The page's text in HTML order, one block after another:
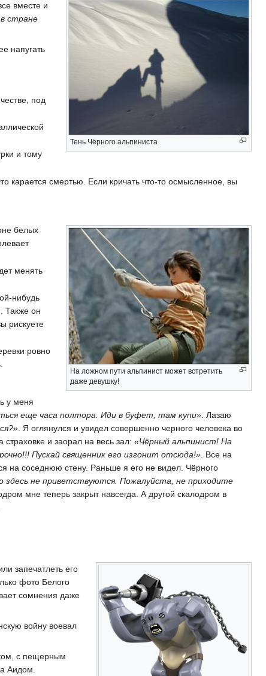
Тень Чёрного альпиниста
вместе и
стране
напугать
под
и тому
карается смертью. Если кричать что-то осмысленное, вы
На ложном пути альпинист может встретить
даже девушку!
белых
менять
нибудь
Также он
рискуете
ровно
у меня
еще часа полтора. Иди в буфет, там купи» . Лазаю
. Я оглянулся и увидел совершенно черного человека во
и заорал на весь зал: «Чёрный альпинист! На
Пускай священник его изгонит отсюда!» . Все на
на соседнюю стену. Раньше я его не видел. Чёрного
здесь не приветствуются. Пожалуйста, не приходите
мне теперь закрыт навсегда. А другой скалодром в
запечатлеть его
фото Белого
сомнения даже
войну воевал
с пещерным
Аидом.